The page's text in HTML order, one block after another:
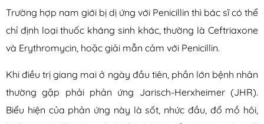
Trường hợp nam giới bị dị ứng với Penicillin thì bác sĩ có thể
chỉ định loại thuốc kháng sinh khác, thường là Ceftriaxone
và Erythromycin, hoặc giải mẫn cảm với Penicillin.
Khi điều trị giang mai ở ngày đầu tiên, phần lớn bệnh nhân
thường gặp phải phản ứng Jarisch-Herxheimer (JHR).
Biểu hiện của phản ứng này là sốt, nhức đầu, đổ mồ hôi,